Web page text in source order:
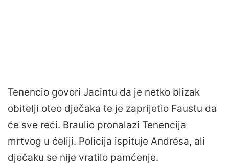
Tenencio govori Jacintu da je netko blizak
obitelji oteo dječaka te je zaprijetio Faustu da
će sve reći. Braulio pronalazi Tenencija
mrtvog u ćeliji. Policija ispituje Andrésa, ali
dječaku se nije vratilo pamćenje.